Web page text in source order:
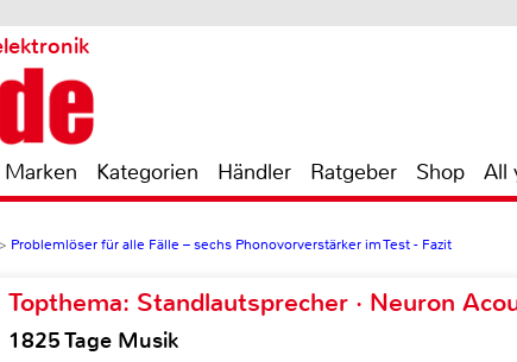
Marken Kategorien Händler Ratgeber Shop All
> Problemlöser für alle Fälle – sechs Phonovorverstärker im Test - Fazit
Topthema: Standlautsprecher · Neuron
1825 Tage Musik